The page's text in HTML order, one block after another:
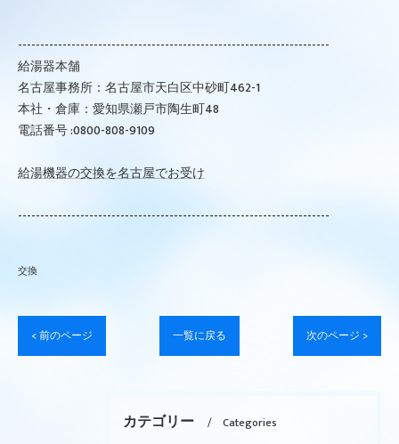
----------------------------------------------------------------------
給湯器本舗
名古屋事務所：名古屋市天白区中砂町462-1
本社・倉庫：愛知県瀬戸市陶生町48
電話番号 :0800-808-9109
給湯機器の交換を名古屋でお受け
----------------------------------------------------------------------
交換
< 前のページ 一覧に戻る 次のページ >
カテゴリー
Categories